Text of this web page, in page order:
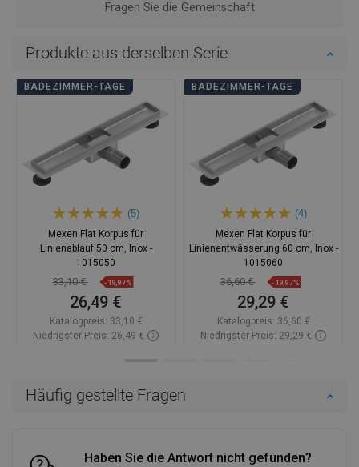
Häufig gestellte Fragen
Haben Sie die Antwort nicht gefunden?
Fragen Sie die Gemeinschaft
Produkte aus derselben Serie
BADEZIMMER-TAGE
(5)
Mexen Flat Korpus für
Linienablauf 50 cm, Inox -
1015050
33,10 € -19,97%
26,49 €
Katalogpreis: 33,10 €
Niedrigster Preis: 26,49 €
BADEZIMMER-TAGE
(4)
Mexen Flat Korpus für
Linienentwässerung 60 cm, Inox -
1015060
36,60 € -19,97%
29,29 €
Katalogpreis: 36,60 €
Niedrigster Preis: 29,29 €